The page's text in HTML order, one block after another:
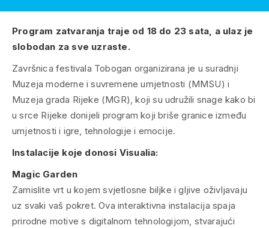
Program zatvaranja traje od 18 do 23 sata, a ulaz je
slobodan za sve uzraste.
Završnica festivala Tobogan organizirana je u suradnji
Muzeja moderne i suvremene umjetnosti (MMSU) i
Muzeja grada Rijeke (MGR), koji su udružili snage kako bi
u srce Rijeke donijeli program koji briše granice između
umjetnosti i igre, tehnologije i emocije.
Instalacije koje donosi Visualia:
Magic Garden
Zamislite vrt u kojem svjetlosne biljke i gljive oživljavaju
uz svaki vaš pokret. Ova interaktivna instalacija spaja
prirodne motive s digitalnom tehnologijom, stvarajući